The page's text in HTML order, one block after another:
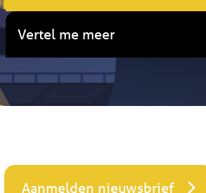
Vertel me meer
Aanmelden nieuwsbrief